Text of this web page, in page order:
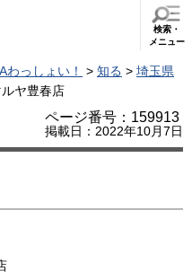
検索・
メニュー
っしょい！ > 知る > 埼玉県
ヤ豊春店
ページ番号：159913
掲載日：2022年10月7日